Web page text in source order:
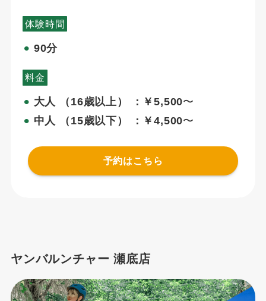
体験時間
⚫︎ 90分
料金
⚫︎ 大人 （16歳以上） ：￥5,500〜
⚫︎ 中人 （15歳以下） ：￥4,500〜
予約はこちら
ヤンバルンチャー 瀬底店